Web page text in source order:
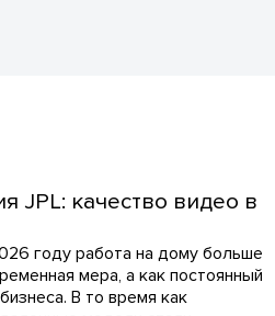
JPL: качество видео в
году работа на дому больше
мера, а как постоянный
В то время как